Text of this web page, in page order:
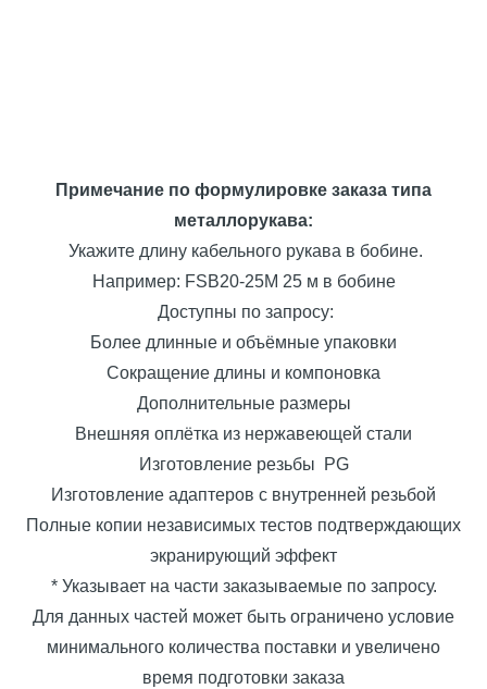
Примечание по формулировке заказа типа
металлорукава:
Укажите длину кабельного рукава в бобине.
Например: FSB20-25M 25 м в бобине
Доступны по запросу:
Более длинные и объёмные упаковки
Сокращение длины и компоновка
Дополнительные размеры
Внешняя оплётка из нержавеющей стали
Изготовление резьбы PG
Изготовление адаптеров с внутренней резьбой
Полные копии независимых тестов подтверждающих
экранирующий эффект
* Указывает на части заказываемые по запросу.
Для данных частей может быть ограничено условие
минимального количества поставки и увеличено
время подготовки заказа